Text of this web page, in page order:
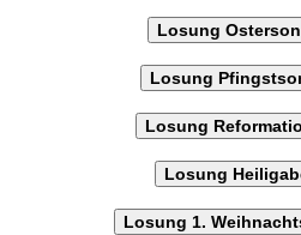
Losung
Losung
Losung
Losung
Losung 1.